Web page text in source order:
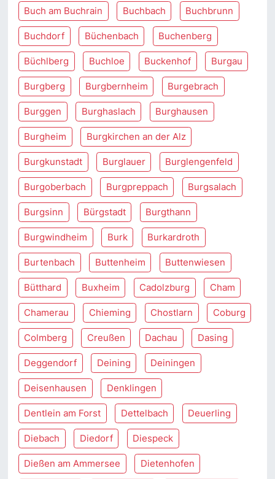
Buch am Buchrain Buchbach Buchbrunn
Buchdorf Büchenbach Buchenberg
Büchlberg Buchloe Buckenhof Burgau
Burgberg Burgbernheim Burgebrach
Burggen Burghaslach Burghausen
Burgheim Burgkirchen an der Alz
Burgkunstadt Burglauer Burglengenfeld
Burgoberbach Burgpreppach Burgsalach
Burgsinn Bürgstadt Burgthann
Burgwindheim Burk Burkardroth
Burtenbach Buttenheim Buttenwiesen
Bütthard Buxheim Cadolzburg Cham
Chamerau Chieming Chostlarn Coburg
Colmberg Creußen Dachau Dasing
Deggendorf Deining Deiningen
Deisenhausen Denklingen
Dentlein am Forst Dettelbach Deuerling
Diebach Diedorf Diespeck
Dießen am Ammersee Dietenhofen